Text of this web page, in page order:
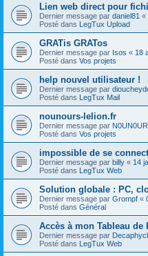
Lien web direct pour
Dernier message par daniel81 «
Posté dans LegTux Upload
GRATis GRATos
Dernier message par Isos « 18
Posté dans Vos projets
help nouvel utilisateur !
Dernier message par
Posté dans LegTux Mail
nounours-lelion.fr
Dernier message par
Posté dans Vos projets
impossible de se
Dernier message par billy « 14
Posté dans LegTux Web
Solution globale : PC,
Dernier message par Grompf «
Posté dans Général
Accès à mon Tableau
Dernier message par
Posté dans LegTux Web